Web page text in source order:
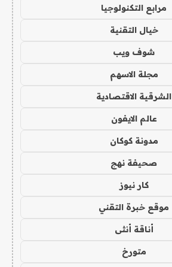
مرابع التكنولوجيا
خيال التقنية
شوف ويب
مجلة الاسهم
الشرقية الاقتصادية
عالم الايفون
مدونة كوكان
صحيفة نهج
كار نيوز
موقع خبرة التقني
أناقة أنثى
متورخ